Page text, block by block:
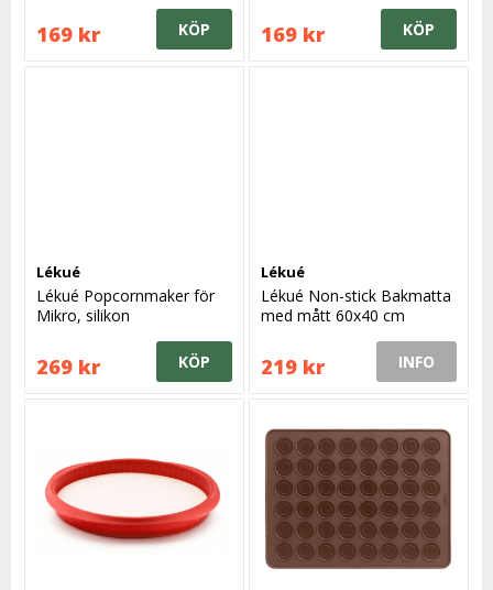
169 kr KÖP 169 kr KÖP
Lékué
Lékué Popcornmaker för
Mikro, silikon
269 kr KÖP
Lékué
Lékué Non-stick Bakmatta
med mått 60x40 cm
219 kr INFO